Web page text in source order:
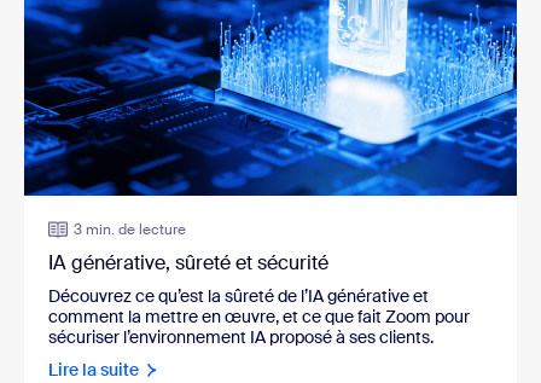
3 min. de lecture
IA générative, sûreté et sécurité
Découvrez ce qu’est la sûreté de l’IA générative et
comment la mettre en œuvre, et ce que fait Zoom pour
sécuriser l’environnement IA proposé à ses clients.
Lire la suite